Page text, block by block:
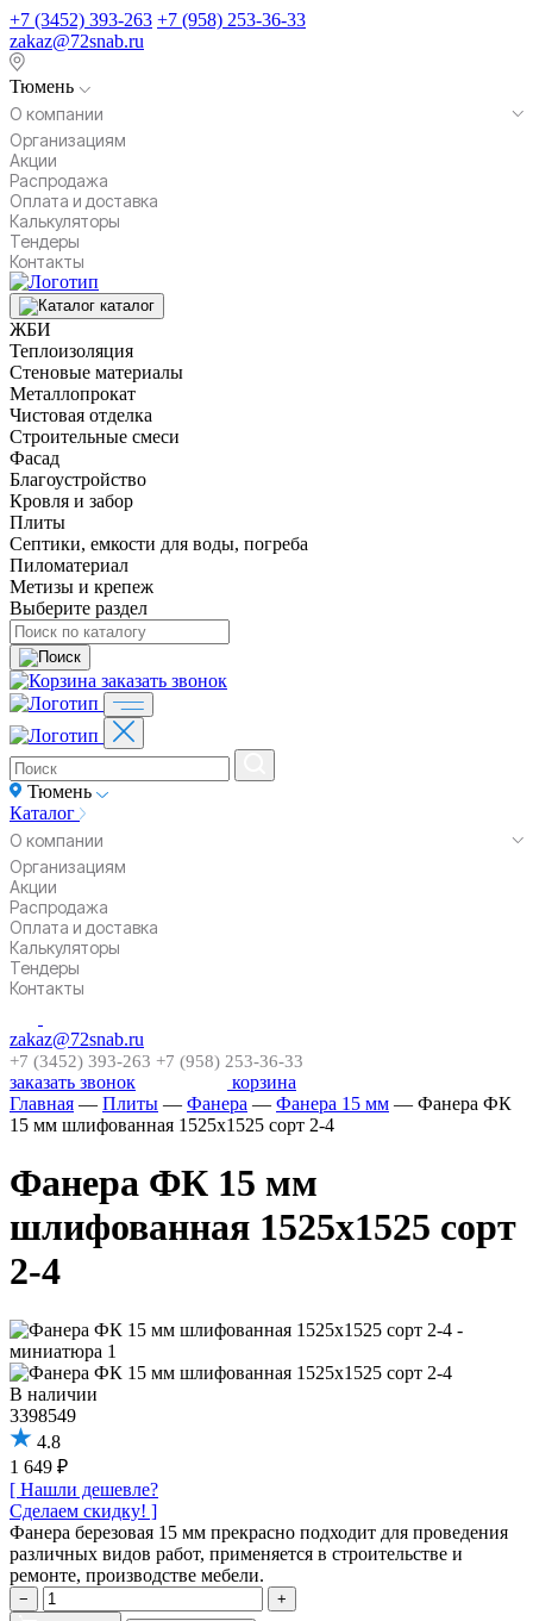
+7 (3452) 393-263 +7 (958) 253-36-33
zakaz@72snab.ru
Тюмень
О компании
Организациям
Акции
Распродажа
Оплата и доставка
Калькуляторы
Тендеры
Контакты
каталог
ЖБИ
Теплоизоляция
Стеновые материалы
Металлопрокат
Чистовая отделка
Строительные смеси
Фасад
Благоустройство
Кровля и забор
Плиты
Септики, емкости для воды, погреба
Пиломатериал
Метизы и крепеж
Выберите раздел
заказать звонок
Тюмень
Каталог
О компании
Организациям
Акции
Распродажа
Оплата и доставка
Калькуляторы
Тендеры
Контакты
zakaz@72snab.ru
+7 (3452) 393-263 +7 (958) 253-36-33
заказать звонок
корзина
Главная — Плиты — Фанера — Фанера 15 мм — Фанера ФК
15 мм шлифованная 1525х1525 сорт 2-4
Фанера ФК 15 мм
шлифованная 1525х1525 сорт
2-4
В наличии
3398549
4.8
1 649 ₽
[ Нашли дешевле?
Сделаем скидку! ]
Фанера березовая 15 мм прекрасно подходит для проведения
различных видов работ, применяется в строительстве и
ремонте, производстве мебели.
−
+